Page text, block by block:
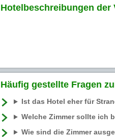
Hotelbeschreibungen der
Häufig gestellte Fragen
Ist das Hotel eher für
Welche Zimmer sollte ich
Wie sind die Zimmer